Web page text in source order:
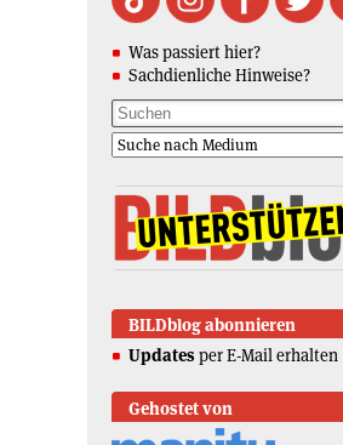
Was passiert hier?
Sachdienliche Hinweise?
BILDblog abonnieren
Updates per E-Mail erhalten
Gehostet von